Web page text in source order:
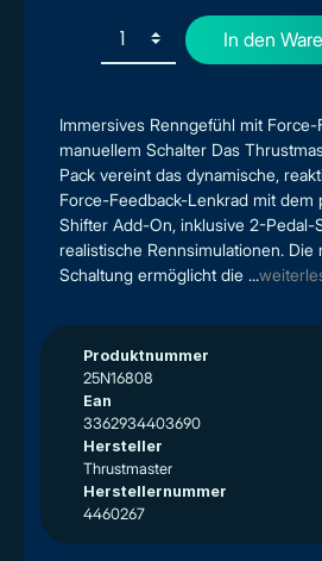
Immersives Renngefühl mit Force-
manuellem Schalter Das
Pack vereint das dynamische,
Force-Feedback-Lenkrad mit dem
Shifter Add-On, inklusive 2-Pedal-
realistische Rennsimulationen. Die
Schaltung ermöglicht die ...
Produktnummer
25N16808
Ean
3362934403690
Hersteller
Thrustmaster
Herstellernummer
4460267
In den